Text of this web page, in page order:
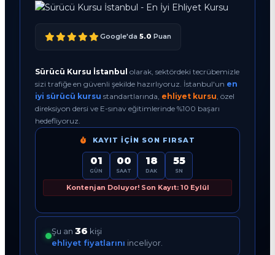
Google'da 5.0 Puan
Sürücü Kursu İstanbul olarak, sektördeki tecrübemizle
sizi trafiğe en güvenli şekilde hazırlıyoruz. İstanbul'un en
iyi sürücü kursu standartlarında, ehliyet kursu , özel
direksiyon dersi ve E-sınav eğitimlerinde %100 başarı
hedefliyoruz.
KAYIT İÇIN SON FIRSAT
01
GÜN
00
SAAT
18
DAK
54
SN
Kontenjan Doluyor! Son Kayıt: 10 Eylül
Şu an 36 kişi
ehliyet fiyatlarını inceliyor.